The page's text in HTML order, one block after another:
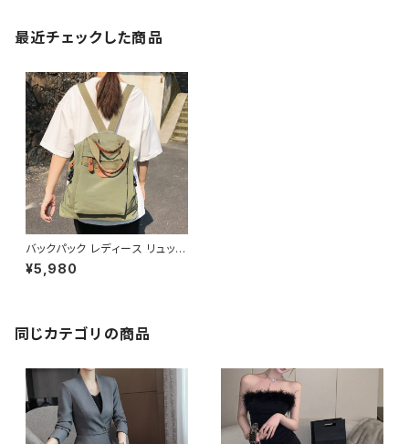
最近チェックした商品
バックパック レディース リュック
春夏 秋冬 春 夏 秋 冬 黒 バッグ
リュックサック かばん 部活 合宿
撥水 ロゴ ブラック アイボリー
カーキ ピンク カレッジコーデ カ
B0024
¥5,980
同じカテゴリの商品